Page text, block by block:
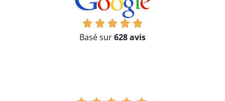
Basé sur628 avis